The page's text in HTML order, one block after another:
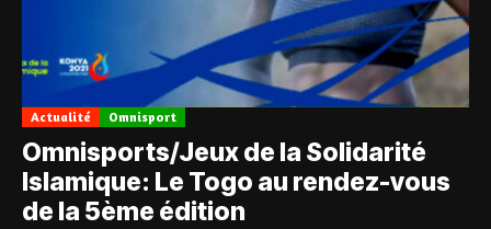
Actualité Omnisport
Omnisports/Jeux de la Solidarité
Islamique: Le Togo au rendez-vous
de la 5ème édition